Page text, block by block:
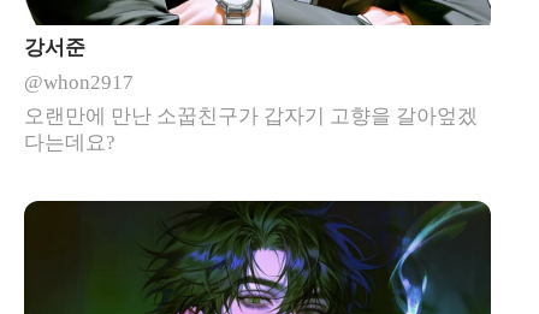
강서준
@whon2917
오랜만에 만난 소꿉친구가 갑자기 고향을 갈아엎겠
다는데요?